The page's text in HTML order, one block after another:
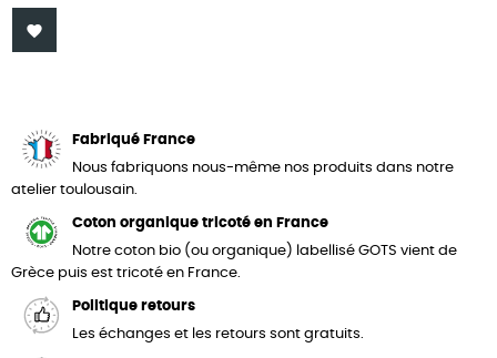

Fabriqué France
Nous fabriquons nous-même nos produits dans notre
atelier toulousain.
Coton organique tricoté en France
Notre coton bio (ou organique) labellisé GOTS vient de
Grèce puis est tricoté en France.
Politique retours
Les échanges et les retours sont gratuits.